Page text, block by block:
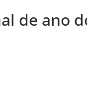
de ano